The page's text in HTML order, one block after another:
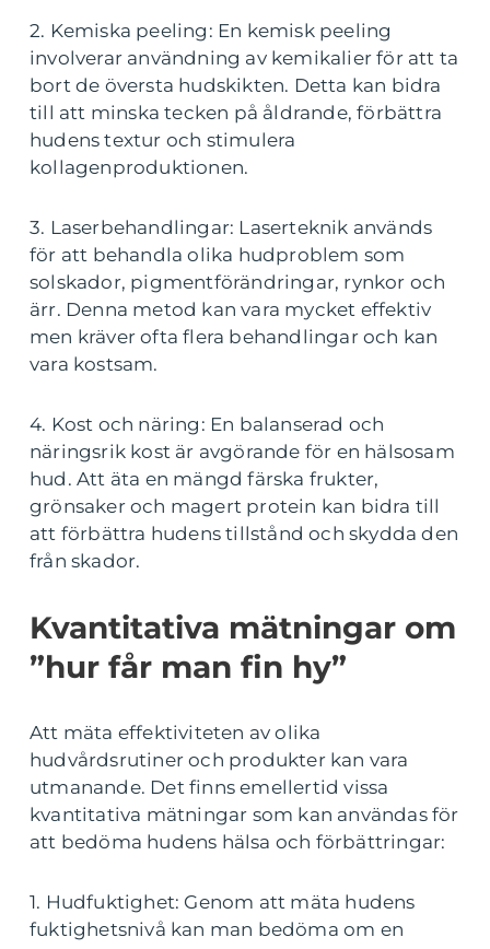
2. Kemiska peeling: En kemisk peeling
involverar användning av kemikalier för att ta
bort de översta hudskikten. Detta kan bidra
till att minska tecken på åldrande, förbättra
hudens textur och stimulera
kollagenproduktionen.
3. Laserbehandlingar: Laserteknik används
för att behandla olika hudproblem som
solskador, pigmentförändringar, rynkor och
ärr. Denna metod kan vara mycket effektiv
men kräver ofta flera behandlingar och kan
vara kostsam.
4. Kost och näring: En balanserad och
näringsrik kost är avgörande för en hälsosam
hud. Att äta en mängd färska frukter,
grönsaker och magert protein kan bidra till
att förbättra hudens tillstånd och skydda den
från skador.
Kvantitativa mätningar om
”hur får man fin hy”
Att mäta effektiviteten av olika
hudvårdsrutiner och produkter kan vara
utmanande. Det finns emellertid vissa
kvantitativa mätningar som kan användas för
att bedöma hudens hälsa och förbättringar:
1. Hudfuktighet: Genom att mäta hudens
fuktighetsnivå kan man bedöma om en